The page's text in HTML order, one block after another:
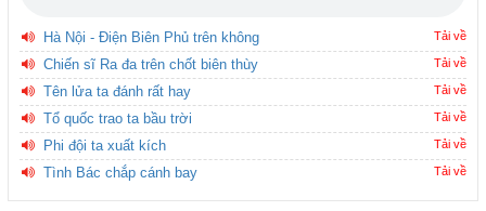
Hà Nội - Điện Biên Phủ trên không Tải về
Chiến sĩ Ra đa trên chốt biên thùy Tải về
Tên lửa ta đánh rất hay Tải về
Tổ quốc trao ta bầu trời Tải về
Phi đội ta xuất kích Tải về
Tình Bác chắp cánh bay Tải về